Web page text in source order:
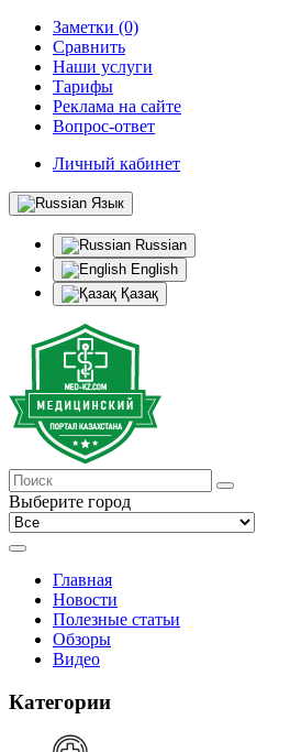
Заметки (0)
Сравнить
Наши услуги
Тарифы
Реклама на сайте
Вопрос-ответ
Личный кабинет
Язык
Russian
English
Қазақ
Выберите город
Главная
Новости
Полезные статьи
Обзоры
Видео
Категории